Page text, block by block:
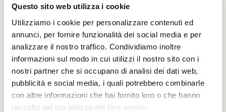
Questo sito web utilizza i cookie
Utilizziamo i cookie per personalizzare contenuti ed
annunci, per fornire funzionalità dei social media e per
analizzare il nostro traffico. Condividiamo inoltre
informazioni sul modo in cui utilizzi il nostro sito con i
nostri partner che si occupano di analisi dei dati web,
pubblicità e social media, i quali potrebbero combinarle
con altre informazioni che hai fornito loro o che hanno
raccolto dal tuo utilizzo dei loro servizi.
combinerà scultura e performance in una
metamorfosi multimediatica presentata da
Galerie Gregor Staiger, Massimodecarlo e
Sadie Coles HQ.
Art Basel domina poi la skyline di Hong Kong,
come di consueto, con lacommissione
realizzata in collaborazione con Ubs e
l’M+: la facciata del museo viene infatti